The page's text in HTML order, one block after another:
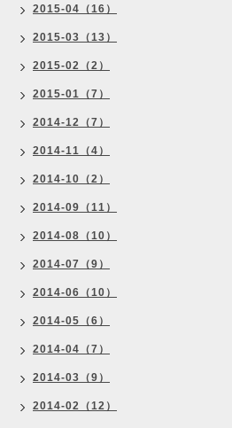
2015-04（16）
2015-03（13）
2015-02（2）
2015-01（7）
2014-12（7）
2014-11（4）
2014-10（2）
2014-09（11）
2014-08（10）
2014-07（9）
2014-06（10）
2014-05（6）
2014-04（7）
2014-03（9）
2014-02（12）